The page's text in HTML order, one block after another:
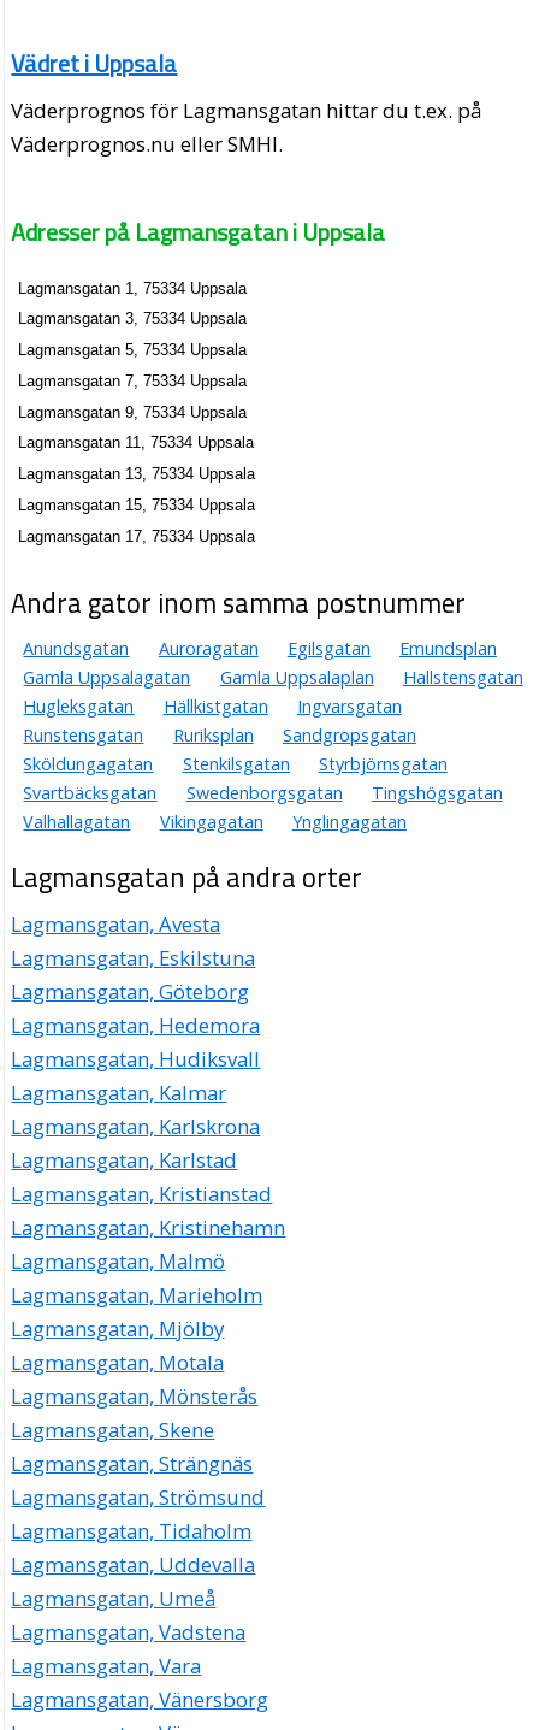
Vädret i Uppsala
Väderprognos för Lagmansgatan hittar du t.ex. på
Väderprognos.nu eller SMHI.
Adresser på Lagmansgatan i Uppsala
Lagmansgatan 1, 75334 Uppsala
Lagmansgatan 3, 75334 Uppsala
Lagmansgatan 5, 75334 Uppsala
Lagmansgatan 7, 75334 Uppsala
Lagmansgatan 9, 75334 Uppsala
Lagmansgatan 11, 75334 Uppsala
Lagmansgatan 13, 75334 Uppsala
Lagmansgatan 15, 75334 Uppsala
Lagmansgatan 17, 75334 Uppsala
Andra gator inom samma postnummer
Anundsgatan Auroragatan Egilsgatan
Emundsplan
Gamla Uppsalagatan
Gamla Uppsalaplan
Hallstensgatan
Hugleksgatan
Hällkistgatan
Ingvarsgatan
Runstensgatan
Ruriksplan
Sandgropsgatan
Sköldungagatan
Stenkilsgatan
Styrbjörnsgatan
Svartbäcksgatan
Swedenborgsgatan
Tingshögsgatan
Valhallagatan
Vikingagatan Ynglingagatan
Lagmansgatan på andra orter
Lagmansgatan, Avesta
Lagmansgatan, Eskilstuna
Lagmansgatan, Göteborg
Lagmansgatan, Hedemora
Lagmansgatan, Hudiksvall
Lagmansgatan, Kalmar
Lagmansgatan, Karlskrona
Lagmansgatan, Karlstad
Lagmansgatan, Kristianstad
Lagmansgatan, Kristinehamn
Lagmansgatan, Malmö
Lagmansgatan, Marieholm
Lagmansgatan, Mjölby
Lagmansgatan, Motala
Lagmansgatan, Mönsterås
Lagmansgatan, Skene
Lagmansgatan, Strängnäs
Lagmansgatan, Strömsund
Lagmansgatan, Tidaholm
Lagmansgatan, Uddevalla
Lagmansgatan, Umeå
Lagmansgatan, Vadstena
Lagmansgatan, Vara
Lagmansgatan, Vänersborg